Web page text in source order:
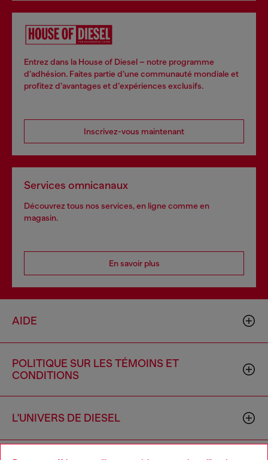
Entrez dans la House of Diesel – notre programme
d’adhésion. Faites partie d’une communauté mondiale et
profitez d’avantages et d’expériences exclusifs.
Inscrivez-vous maintenant
Services omnicanaux
Découvrez tous nos services, en ligne comme en
magasin.
En savoir plus
AIDE
POLITIQUE SUR LES TÉMOINS ET
CONDITIONS
L'UNIVERS DE DIESEL